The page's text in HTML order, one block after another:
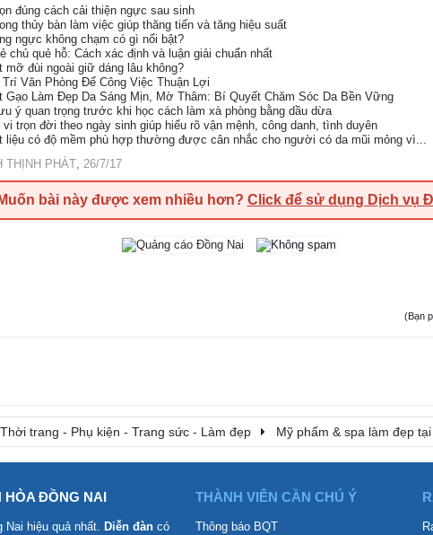
đúng cách cải thiện ngực sau sinh
thủy bàn làm việc giúp thăng tiến và tăng hiệu suất
ngực không chạm có gì nổi bật?
chủ quẻ hỗ: Cách xác định và luận giải chuẩn nhất
mỡ đùi ngoài giữ dáng lâu không?
Trí Văn Phòng Để Công Việc Thuận Lợi
Gạo Làm Đẹp Da Sáng Mịn, Mờ Thâm: Bí Quyết Chăm Sóc Da Bền Vững
ý quan trọng trước khi học cách làm xà phòng bằng dầu dừa
trọn đời theo ngày sinh giúp hiểu rõ vận mệnh, công danh, tình duyên
liệu có độ mềm phù hợp thường được cân nhắc cho người có da mũi mỏng vì...
THỊNH PHÁT, 26/7/17
Muốn bài này được xem nhiều hơn? Click để sử dụng Dịch vụ
(Bạn
Thời trang - Phụ kiện - Trang sức - Làm đẹp Mỹ phẩm & spa làm đẹp
HÒA ĐỒNG NAI
Nai hiệu quả nhất. Diễn đàn có
THÀNH VIÊN CẦN CHÚ Ý
Thông báo BQT